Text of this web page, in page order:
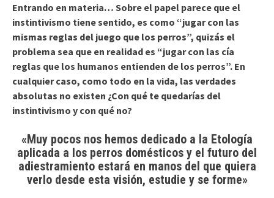
Entrando en materia… Sobre el papel parece que el
instintivismo tiene sentido, es como “jugar con las
mismas reglas del juego que los perros”, quizás el
problema sea que en realidad es “jugar con las cía
reglas que los humanos entienden de los perros”. En
cualquier caso, como todo en la vida, las verdades
absolutas no existen ¿Con qué te quedarías del
instintivismo y con qué no?
«Muy pocos nos hemos dedicado a la Etología
aplicada a los perros domésticos y el futuro del
adiestramiento estará en manos del que quiera
verlo desde esta visión, estudie y se forme»